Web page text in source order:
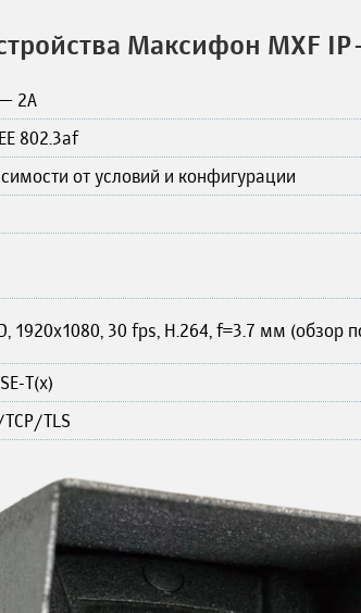
Максифон МХF
2А
802.3af
от условий и конфигурации
1920х1080, 30 fps, H.264, f=3.7 мм (обзор
T(x)
TLS